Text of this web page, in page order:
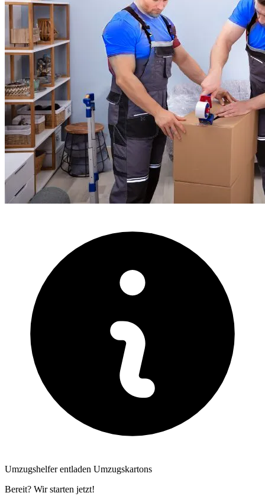
Umzugshelfer entladen Umzugskartons
Bereit? Wir starten jetzt!